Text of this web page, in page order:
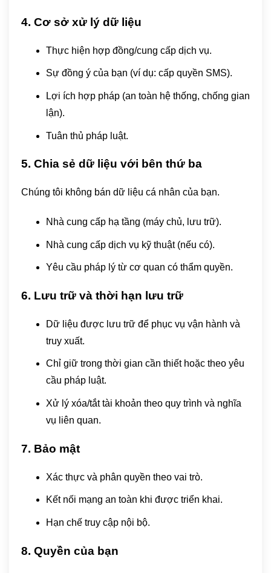
4. Cơ sở xử lý dữ liệu
Thực hiện hợp đồng/cung cấp dịch vụ.
Sự đồng ý của bạn (ví dụ: cấp quyền SMS).
Lợi ích hợp pháp (an toàn hệ thống, chống gian
lận).
Tuân thủ pháp luật.
5. Chia sẻ dữ liệu với bên thứ ba
Chúng tôi không bán dữ liệu cá nhân của bạn.
Nhà cung cấp hạ tầng (máy chủ, lưu trữ).
Nhà cung cấp dịch vụ kỹ thuật (nếu có).
Yêu cầu pháp lý từ cơ quan có thẩm quyền.
6. Lưu trữ và thời hạn lưu trữ
Dữ liệu được lưu trữ để phục vụ vận hành và
truy xuất.
Chỉ giữ trong thời gian cần thiết hoặc theo yêu
cầu pháp luật.
Xử lý xóa/tắt tài khoản theo quy trình và nghĩa
vụ liên quan.
7. Bảo mật
Xác thực và phân quyền theo vai trò.
Kết nối mạng an toàn khi được triển khai.
Hạn chế truy cập nội bộ.
8. Quyền của bạn